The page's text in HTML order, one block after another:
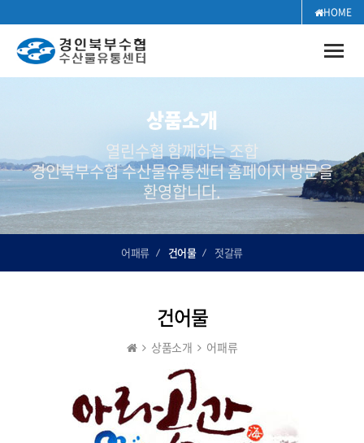
HOME
Toggle
상품소개
열린수협 함께하는 조합
경인북부수협 수산물유통센터 홈페이지 방문을
환영합니다.
어패류 건어물 젓갈류
건어물
상품소개 어패류